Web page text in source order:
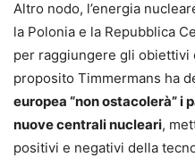
Altro nodo, l’energia
la Polonia e la Repubblica
per raggiungere gli obiettivi
proposito Timmermans ha
europea “non ostacolerà” i
nuove centrali nucleari,
positivi e negativi della